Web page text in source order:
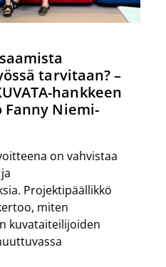
tarvitaan? –
hankkeen
Niemi-
on vahvistaa
Projektipäällikkö
miten
kuvataiteilijoiden